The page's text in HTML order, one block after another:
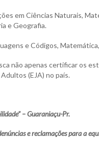
em Ciências Naturais,
e Geografia.
e Códigos,
não apenas certificar os
(EJA) no país.
– Guaraniaçu-Pr.
e reclamações para a